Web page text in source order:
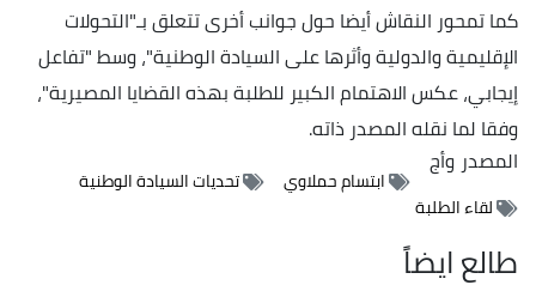
كما تمحور النقاش أيضا حول جوانب أخرى تتعلق بـ"التحولات
الإقليمية والدولية وأثرها على السيادة الوطنية"، وسط "تفاعل
إيجابي، عكس الاهتمام الكبير للطلبة بهذه القضايا المصيرية"،
وفقا لما نقله المصدر ذاته.
المصدروأج
ابتسام حملاوي
تحديات السيادة الوطنية
لقاء الطلبة
طالع ايضاً